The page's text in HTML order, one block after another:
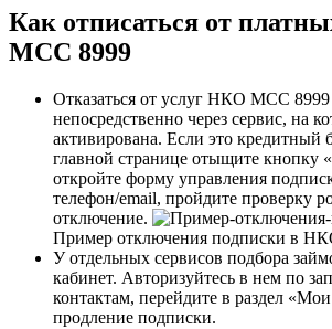
Как отписаться от
МСС 8999
Отказаться от услуг НКО МСС
непосредственно через сервис, на
активирована. Если это кредитный
главной странице отыщите кнопку
откройте форму управления
телефон/email, пройдите проверку
отключение.
Пример отключения подписки в
У отдельных сервисов подбора
кабинет. Авторизуйтесь в нем по
контактам, перейдите в раздел
продление подписки.